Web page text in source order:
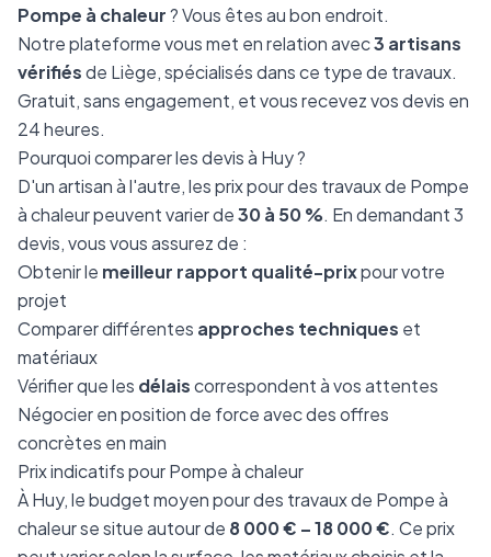
Pompe à chaleur? Vous êtes au bon endroit.
Notre plateforme vous met en relation avec3 artisans
vérifiésde Liège, spécialisés dans ce type de travaux.
Gratuit, sans engagement, et vous recevez vos devis en
24 heures.
Pourquoi comparer les devis à Huy ?
D'un artisan à l'autre, les prix pour des travaux de Pompe
à chaleur peuvent varier de30 à 50 %. En demandant 3
devis, vous vous assurez de :
Obtenir le meilleur rapport qualité-prixpour votre
projet
Comparer différentes approches techniques et
matériaux
Vérifier que les délaiscorrespondent à vos attentes
Négocier en position de force avec des offres
concrètes en main
Prix indicatifs pour Pompe à chaleur
À Huy, le budget moyen pour des travaux de Pompe à
chaleur se situe autour de 8 000 € – 18 000 €. Ce prix